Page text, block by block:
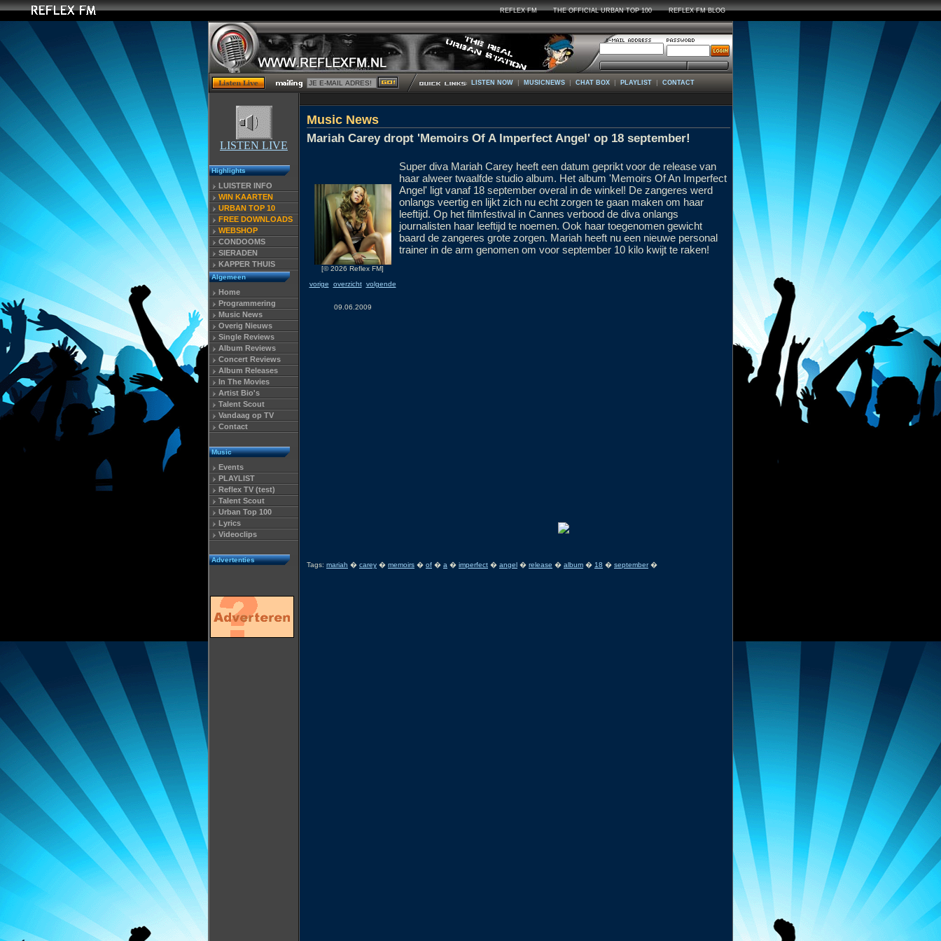
REFLEX FM THE OFFICIAL URBAN TOP 100 REFLEX FM BLOG
LISTEN NOW | MUSICNEWS | CHAT BOX | PLAYLIST | CONTACT
LISTEN LIVE
Highlights
LUISTER INFO
WIN KAARTEN
URBAN TOP 10
FREE DOWNLOADS
WEBSHOP
CONDOOMS
SIERADEN
KAPPER THUIS
Algemeen
Home
Programmering
Music News
Overig Nieuws
Single Reviews
Album Reviews
Concert Reviews
Album Releases
In The Movies
Artist Bio's
Talent Scout
Vandaag op TV
Contact
Music
Events
PLAYLIST
Reflex TV (test)
Talent Scout
Urban Top 100
Lyrics
Videoclips
Advertenties
Music News
Mariah Carey dropt 'Memoirs Of A Imperfect Angel' op 18 september!
[© 2026 Reflex FM]
vorige
overzicht volgende
09.06.2009
Super diva Mariah Carey heeft een datum geprikt voor de release van
haar alweer twaalfde studio album. Het album 'Memoirs Of An Imperfect
Angel' ligt vanaf 18 september overal in de winkel! De zangeres werd
onlangs veertig en lijkt zich nu echt zorgen te gaan maken om haar
leeftijd. Op het filmfestival in Cannes verbood de diva onlangs
journalisten haar leeftijd te noemen. Ook haar toegenomen gewicht
baard de zangeres grote zorgen. Mariah heeft nu een nieuwe personal
trainer in de arm genomen om voor september 10 kilo kwijt te raken!
Tags: mariah � carey � memoirs � of � a � imperfect � angel � release � album � 18 � september�